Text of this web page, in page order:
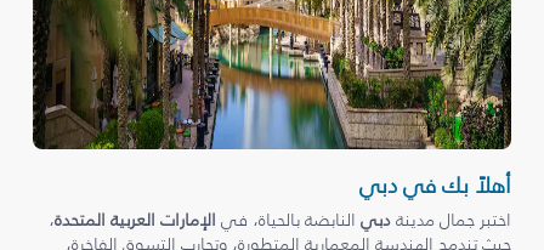
أهلاً بك في دبي
اختبر جمال مدينةدبيالنابضة بالحياة، في الإمارات العربية المتحدة،
حيث تندمج الهندسة المعمارية المتطورة، وتجارب التسوق الفاخرة،